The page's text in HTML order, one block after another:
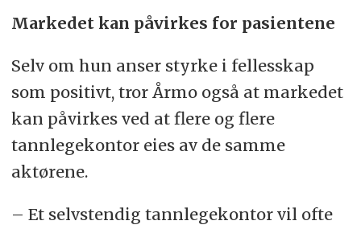
Markedet kan påvirkes for pasientene
Selv om hun anser styrke i fellesskap
som positivt, tror Årmo også at markedet
kan påvirkes ved at flere og flere
tannlegekontor eies av de samme
aktørene.
– Et selvstendig tannlegekontor vil ofte